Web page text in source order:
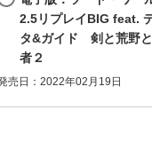
2.5リプレイBIG feat.
タ&ガイド 剣と荒野
者２
売日：2022年02月19日